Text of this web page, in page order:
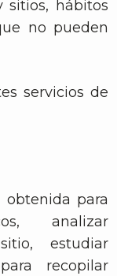
sitios, hábitos
no pueden
servicios de
para
analizar
estudiar
recopilar